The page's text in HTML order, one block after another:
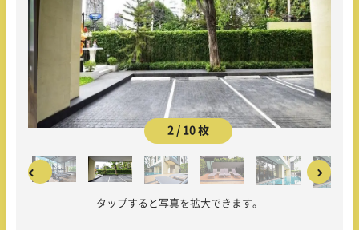
2 / 10 枚
タップすると写真を拡大できます。